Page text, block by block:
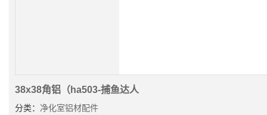
38x38角铝（ha503-捕鱼达人
分类： 净化室铝材配件